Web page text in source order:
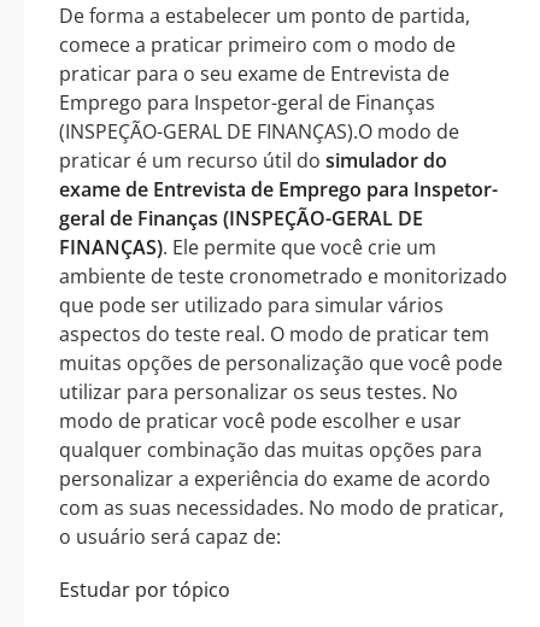
De forma a estabelecer um ponto de partida,
comece a praticar primeiro com o modo de
praticar para o seu exame de Entrevista de
Emprego para Inspetor-geral de Finanças
(INSPEÇÃO-GERAL DE FINANÇAS).O modo de
praticar é um recurso útil do simulador do
exame de Entrevista de Emprego para Inspetor-
geral de Finanças (INSPEÇÃO-GERAL DE
FINANÇAS). Ele permite que você crie um
ambiente de teste cronometrado e monitorizado
que pode ser utilizado para simular vários
aspectos do teste real. O modo de praticar tem
muitas opções de personalização que você pode
utilizar para personalizar os seus testes. No
modo de praticar você pode escolher e usar
qualquer combinação das muitas opções para
personalizar a experiência do exame de acordo
com as suas necessidades. No modo de praticar,
o usuário será capaz de:
Estudar por tópico